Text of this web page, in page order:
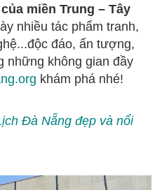
miền Trung – Tây
nhiều tác phẩm tranh,
đáo, ấn tượng,
những không gian đầy
khám phá nhé!
Đà Nẵng đẹp và nổi